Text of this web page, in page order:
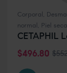
Corporal,
normal, Piel seca
CETAPHIL
$
$496.80